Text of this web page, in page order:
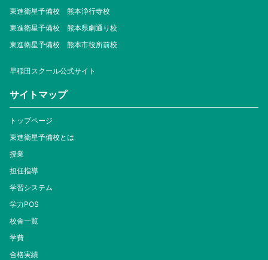
東進衛星予備校 熊本浄行寺校
東進衛星予備校 熊本県劇通り校
東進衛星予備校 熊本市役所前校
早稲田スクール公式サイト
サイトマップ
トップページ
東進衛星予備校とは
授業
担任指導
学習システム
学力POS
校舎一覧
学費
合格実績